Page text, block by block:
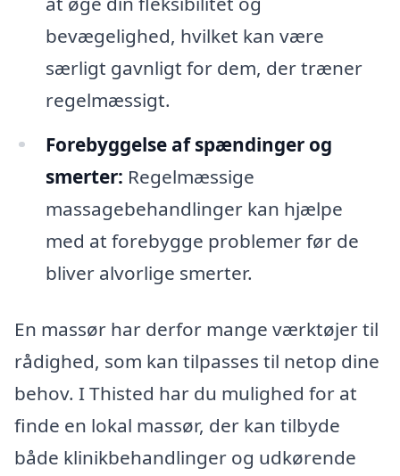
bevægelighed, hvilket kan være
særligt gavnligt for dem, der træner
regelmæssigt.
Forebyggelse af spændinger og
smerter: Regelmæssige
massagebehandlinger kan hjælpe
med at forebygge problemer før de
bliver alvorlige smerter.
En massør har derfor mange værktøjer til
rådighed, som kan tilpasses til netop dine
behov. I Thisted har du mulighed for at
finde en lokal massør, der kan tilbyde
både klinikbehandlinger og udkørende